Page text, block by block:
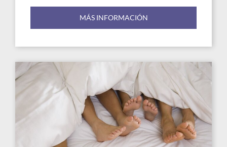
MÁS INFORMACIÓN